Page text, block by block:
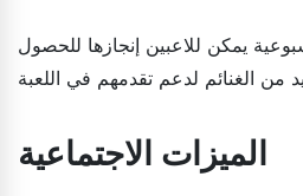
يمكن للاعبين إنجازها للحصول
الميزات الاجتماعية